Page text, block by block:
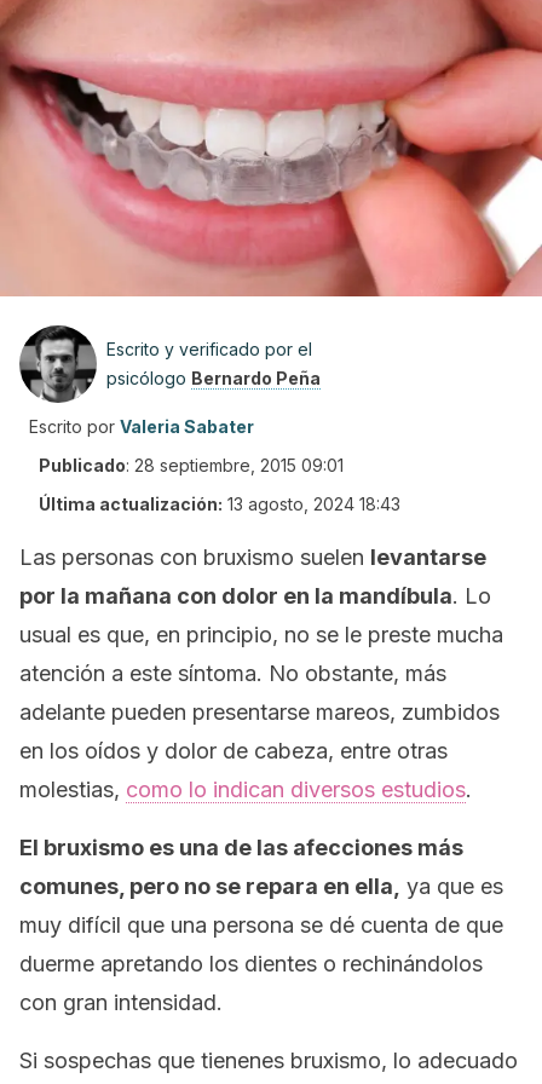
Escrito y verificado por el
psicólogo Bernardo Peña
Escrito por Valeria Sabater
Publicado: 28 septiembre, 2015 09:01
Última actualización: 13 agosto, 2024 18:43
Las personas con bruxismo suelen levantarse
por la mañana con dolor en la mandíbula. Lo
usual es que, en principio, no se le preste mucha
atención a este síntoma. No obstante, más
adelante pueden presentarse mareos, zumbidos
en los oídos y dolor de cabeza, entre otras
molestias, como lo indican diversos estudios.
El bruxismo es una de las afecciones más
comunes, pero no se repara en ella, ya que es
muy difícil que una persona se dé cuenta de que
duerme apretando los dientes o rechinándolos
con gran intensidad.
Si sospechas que tienenes bruxismo, lo adecuado